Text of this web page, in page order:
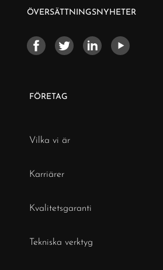
ÖVERSÄTTNINGSNYHETER
FÖRETAG
Vilka vi är
Karriärer
Kvalitetsgaranti
Tekniska verktyg